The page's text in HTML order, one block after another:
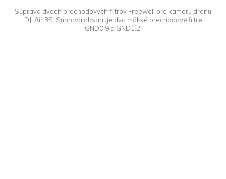
Súprava dvoch prechodových filtrov Freewell pre kameru dronu
DJI Air 3S. Súprava obsahuje dva mäkké prechodové filtre
GND0.9 a GND1.2.